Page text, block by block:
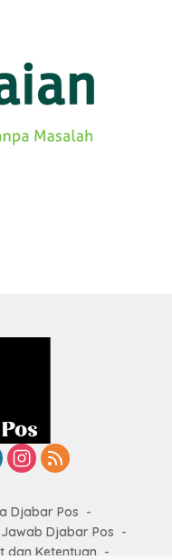
Djabar Pos
Djabar Pos
dan Ketentuan